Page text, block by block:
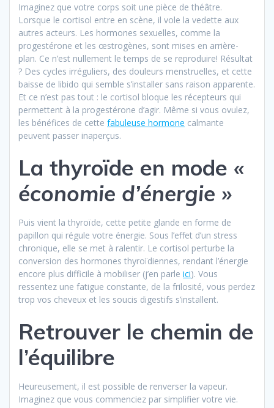
Imaginez que votre corps soit une pièce de théâtre.
Lorsque le cortisol entre en scène, il vole la vedette aux
autres acteurs. Les hormones sexuelles, comme la
progestérone et les œstrogènes, sont mises en arrière-
plan. Ce n’est nullement le temps de se reproduire! Résultat
? Des cycles irréguliers, des douleurs menstruelles, et cette
baisse de libido qui semble s’installer sans raison apparente.
Et ce n’est pas tout : le cortisol bloque les récepteurs qui
permettent à la progestérone d’agir. Même si vous ovulez,
les bénéfices de cette fabuleuse hormone calmante
peuvent passer inaperçus.
La thyroïde en mode «
économie d’énergie »
Puis vient la thyroïde, cette petite glande en forme de
papillon qui régule votre énergie. Sous l’effet d’un stress
chronique, elle se met à ralentir. Le cortisol perturbe la
conversion des hormones thyroïdiennes, rendant l’énergie
encore plus difficile à mobiliser (j’en parle ici). Vous
ressentez une fatigue constante, de la frilosité, vous perdez
trop vos cheveux et les soucis digestifs s’installent.
Retrouver le chemin de
l’équilibre
Heureusement, il est possible de renverser la vapeur.
Imaginez que vous commenciez par simplifier votre vie.